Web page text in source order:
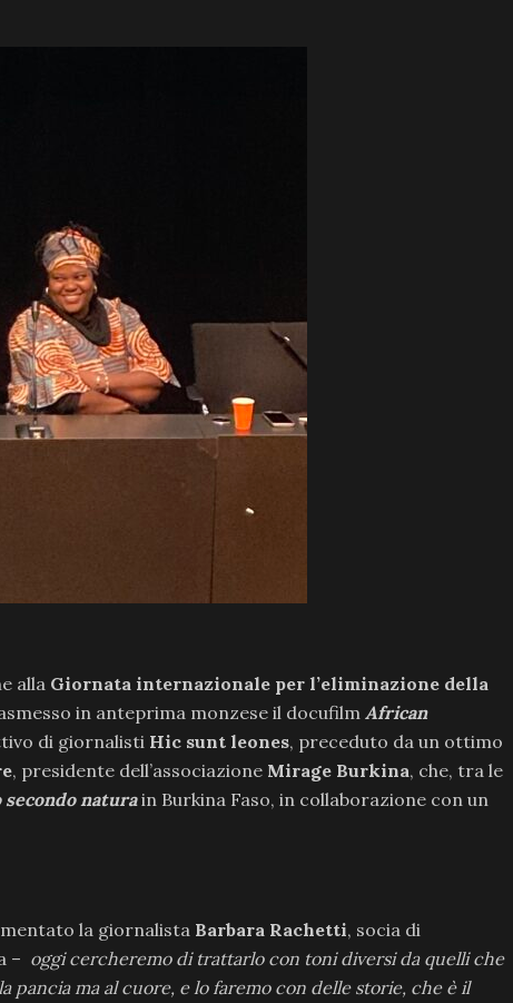
alla Giornata internazionale per l’eliminazione della
in anteprima monzese il docufilm African
di giornalisti Hic sunt leones, preceduto da un ottimo
, presidente dell’associazione Mirage Burkina, che, tra le
secondo naturain Burkina Faso, in collaborazione con un
la giornalista Barbara Rachetti, socia di
– oggi cercheremo di trattarlo con toni diversi da quelli che
pancia ma al cuore, e lo faremo con delle storie, che è il